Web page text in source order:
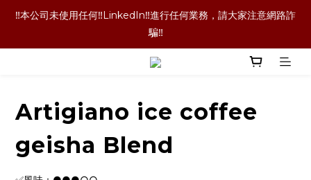
‼️本公司未使用任何‼️LinkedIn‼️進行任何業務，請大家注意網路詐
騙‼️
‼️本公司未使用任何‼️LinkedIn‼️進行任何業務，請大家注意網路詐
騙‼️
‼️咖啡豆喝完了！咖啡袋就丟掉嗎！當然不是囉！長期購買的老客
‼️單品咖啡任選二包9折優惠！買更多折扣越多喔‼️
‼️本公司未使用任何‼️LinkedIn‼️進行任何業務，請大家注意網路詐
Artigiano ice coffee
geisha Blend